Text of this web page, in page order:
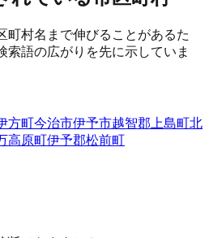
町村名まで伸びることがあるた
索語の広がりを先に示していま
方町今治市伊予市越智郡上島町北
高原町伊予郡松前町